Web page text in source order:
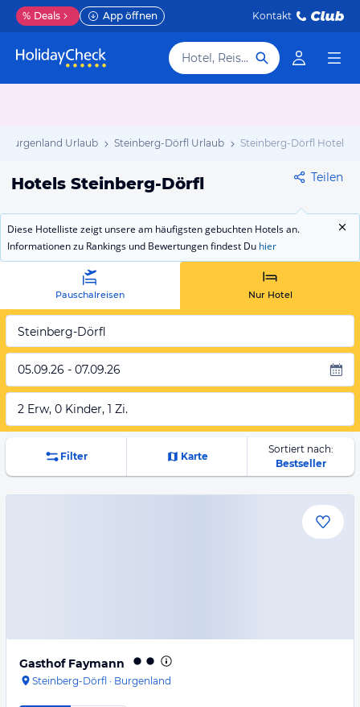
% Deals App öffnen Kontakt
Hotel, Reiseziel
Burgenland Urlaub Steinberg-Dörfl Urlaub Steinberg-Dörfl Hotels
Hotels Steinberg-Dörfl Teilen
Diese Hotelliste zeigt unsere am häufigsten gebuchten Hotels an.
Informationen zu Rankings und Bewertungen findest Du hier
Pauschalreisen Nur Hotel
Steinberg-Dörfl
05.09.26 - 07.09.26
2 Erw, 0 Kinder, 1 Zi.
Filter Karte
Sortiert nach:
Bestseller
Gasthof Faymann
Steinberg-Dörfl · Burgenland